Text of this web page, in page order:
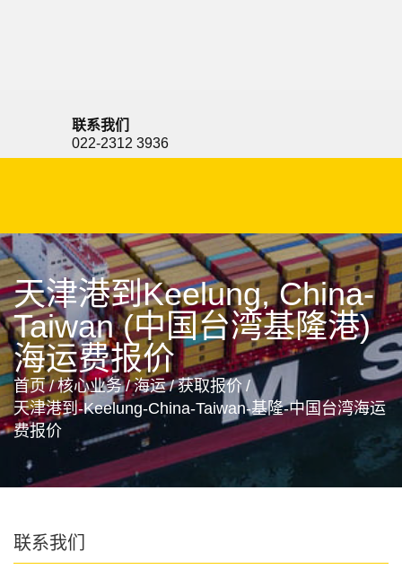
联系我们
022-2312 3936
天津港到Keelung, China-
Taiwan (中国台湾基隆港)
海运费报价
首页 / 核心业务 / 海运 / 获取报价 /
天津港到-Keelung-China-Taiwan-基隆-中国台湾海运
费报价
联系我们